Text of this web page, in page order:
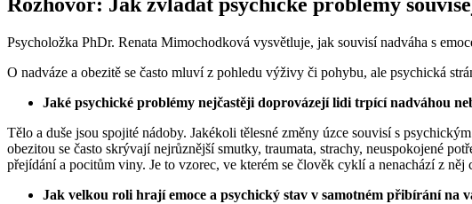
Psycholožka PhDr. Renata Mimochodková vysvětluje, jak souvisí nadváha s
O nadváze a obezitě se často mluví z pohledu výživy či pohybu, ale psychická
Jaké psychické problémy nejčastěji doprovázejí lidi trpící nadváhou
Tělo a duše jsou spojité nádoby. Jakékoli tělesné změny úzce souvisí s
obezitou se často skrývají nejrůznější smutky, traumata, strachy, neuspokojené
přejídání a pocitům viny. Je to vzorec, ve kterém se člověk cyklí a nenachází z něj
Jak velkou roli hrají emoce a psychický stav v samotném přibírání na